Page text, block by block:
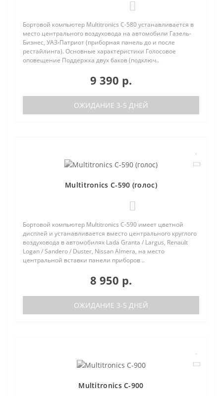
Бортовой компьютер Multitronics C-580 устанавливается в
место центрального воздуховода на автомобили Газель-
Бизнес, УАЗ-Патриот (приборная панель до и после
рестайлинга). Основные характеристики Голосовое
оповещение Поддержка двух баков (подключ..
9 390 р.
ОЖИДАНИЕ 3-5 ДНЕЙ
Multitronics C-590 (голос)
Бортовой компьютер Multitronics C-590 имеет цветной
дисплей и устанавливается вместо центрального круглого
воздуховода в автомобилях Lada Granta / Largus, Renault
Logan / Sandero / Duster, Nissan Almera, на место
центральной вставки панели приборов ..
8 950 р.
ОЖИДАНИЕ 3-5 ДНЕЙ
Multitronics C-900